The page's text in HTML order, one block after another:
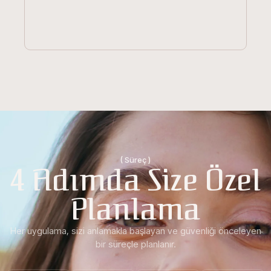
( Süreç )
4 Adımda Size Özel
Planlama
Her uygulama, sizi anlamakla başlayan ve güvenliği önceleyen
bir süreçle planlanır.